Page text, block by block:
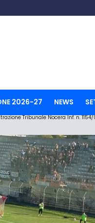
2026-27 NEWS
Tribunale Nocera Inf. n. 1154/